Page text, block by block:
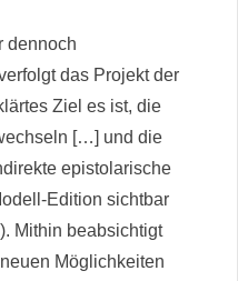
dennoch
das Projekt der
Ziel es ist, die
[…] und die
epistolarische
Edition sichtbar
). Mithin beabsichtigt
Möglichkeiten